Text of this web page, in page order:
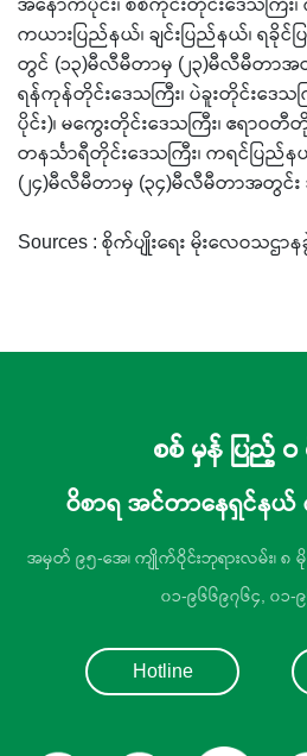
ကယားပြည်နယ်၊ ချင်းပြည်နယ်၊ ရခို
တွင် (၁၃)မီလီမီတာမှ (၂၃)မီလီမီတာအတွ
ရန်ကုန်တိုင်းဒေသကြီး၊ ပဲခူးတိုင်းဒေသ
ပိုင်း)၊ မကွေးတိုင်းဒေသကြီး၊ ဧရာဝတီတို
တနင်္သာရီတိုင်းဒေသကြီး၊ ကရင်ပြ
(၂၄)မီလီမီတာမှ (၃၄)မီလီမီတာအတွင်း
Sources : စိုက်ပျိုးရေး မိုးလေဝသဌာန
စစ် မှန် ပြည့် ဝ
ဝိစာရ အင်တာနေရှင်န
အမှတ် ၉၅-အေ၊ ကျိုက်ဝိုင်းဘုရားလမ်း၊ ၈ မို
၀၁-၉၆၆၉၇၆၄, ၀၁-
Hotline